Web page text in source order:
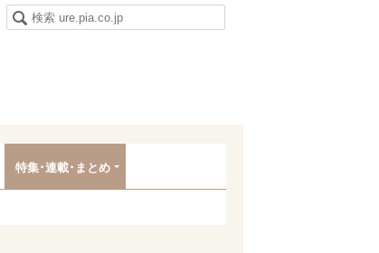
特集･連載･まとめ